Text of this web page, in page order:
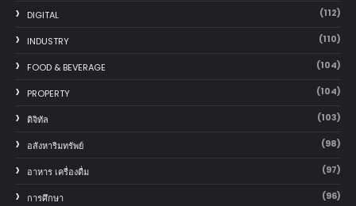
DIGITAL (112)
INDUSTRY (110)
FOOD & BEVERAGE (104)
PROPERTY (104)
ดิจิทัล (103)
อสังหาริมทรัพย์ (98)
อาหาร เครื่องดื่ม (97)
การศึกษา (96)